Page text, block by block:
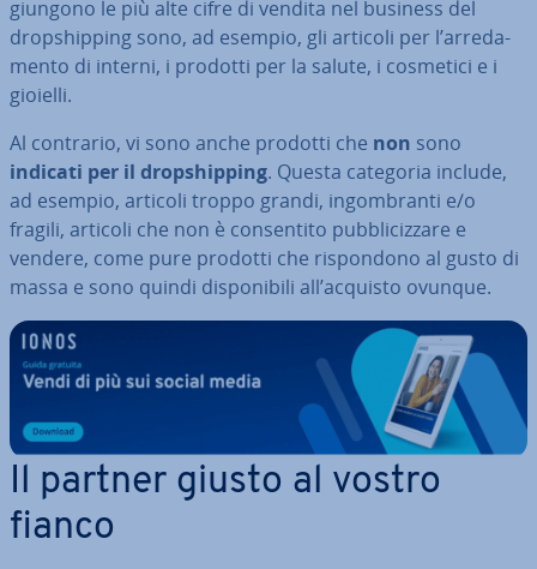
giun­go­no le più alte cifre di vendita nel business del
drop­ship­ping sono, ad esempio, gli articoli per l’ar­re­da­
men­to di interni, i prodotti per la salute, i cosmetici e i
gioielli.
Al contrario, vi sono anche prodotti che non sono
indicati per il drop­ship­ping. Questa categoria include,
ad esempio, articoli troppo grandi, in­gom­bran­ti e/o
fragili, articoli che non è con­sen­ti­to pub­bli­ciz­za­re e
vendere, come pure prodotti che ri­spon­do­no al gusto di
massa e sono quindi di­spo­ni­bi­li all’acquisto ovunque.
Il partner giusto al vostro
fianco